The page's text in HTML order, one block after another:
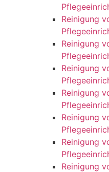
Reinigung
Reinigung
Reinigung
Reinigung
Reinigung
Reinigung
Reinigung